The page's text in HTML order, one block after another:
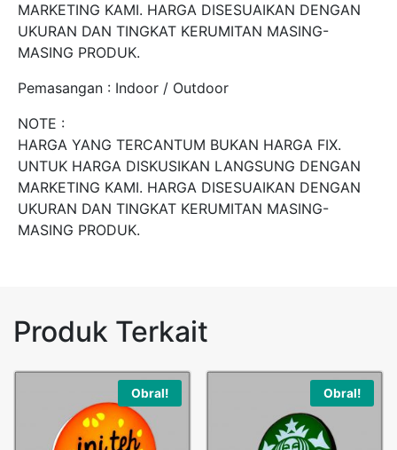
MARKETING KAMI. HARGA DISESUAIKAN DENGAN
UKURAN DAN TINGKAT KERUMITAN MASING-
MASING PRODUK.
Pemasangan : Indoor / Outdoor
NOTE :
HARGA YANG TERCANTUM BUKAN HARGA FIX.
UNTUK HARGA DISKUSIKAN LANGSUNG DENGAN
MARKETING KAMI. HARGA DISESUAIKAN DENGAN
UKURAN DAN TINGKAT KERUMITAN MASING-
MASING PRODUK.
Produk Terkait
Obral! Obral!